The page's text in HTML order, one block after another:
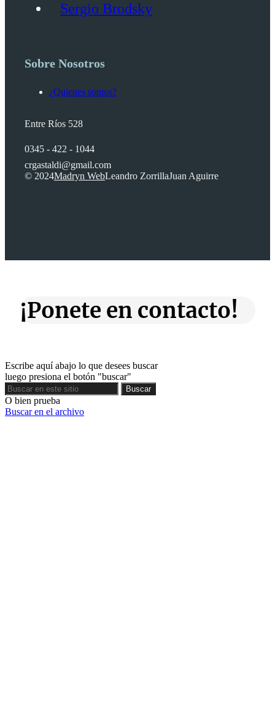
Sergio Brodsky
Sobre Nosotros
¿Quienes somos?
Entre Ríos 528
0345 - 422 - 1044
crgastaldi@gmail.com
© 2024Madryn WebLeandro ZorrillaJuan Aguirre
¡Ponete en contacto!
Escribe aquí abajo lo que desees buscar
luego presiona el botón "buscar"
Buscar
Buscar
O bien prueba
Buscar en el archivo